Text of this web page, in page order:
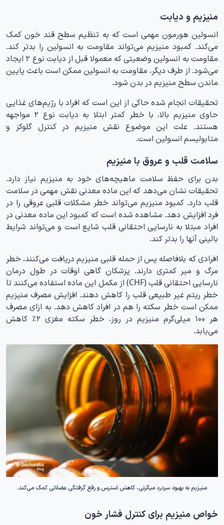
منیزیم و دیابت
انسولین هورمون مهمی است که به تنظیم سطح قند خون کمک
می‌کند. کمبود منیزیم می‌تواند مقاومت به انسولین را بدتر کند.
مقاومت به انسولین وضعیتی که معمولا قبل از دیابت نوع ۲ ایجاد
می‌شود. از طرف دیگر، مقاومت به انسولین ممکن است باعث پایین
ماندن سطح منیزیم در بدن شود.
تحقیقات انجام شده حاکی از این است که افراد با رژیم‌های غذایی
حاوی منیزیم بالا، با خطر کمتر ابتلا به دیابت نوع ۲ مواجهه
هستند. علت این موضوع نقش منیزیم در کنترل گلوکز و
متابولیسم انسولین است.
سلامت قلب و عروق با منیزیم
بدن برای حفظ سلامت ماهیچه‌های خود به منیزیم نیاز دارد.
تحقیقات نشان می‌دهد که این ماده معدنی نقش مهمی در سلامت
قلب دارد. کمبود منیزیم می‌تواند خطر مشکلات قلبی عروقی را در
فرد افزایش دهد. مشاهده شده است که کمبود این ماده معدنی در
افراد مبتلا به نارسایی احتقانی قلب شایع است و می‌تواند شرایط
بالینی آنها را بدتر کند.
افرادی که بلافاصله پس از حمله قلبی منیزیم دریافت می‌کنند، خطر
مرگ و میر کمتری دارند. پزشکان گاهی اوقات در طول درمان
نارسایی احتقانی قلب (CHF) از مکمل این ماده استفاده می‌کنند تا
خطر ریتم غیر طبیعی قلب را کاهش دهند. افزایش مصرف منیزیم
ممکن است خطر سکته را هم در افراد کاهش دهد. به ازای مصرف
هر ۱۰۰ میلی‌گرم منیزیم در روز، خطر سکته مغزی ۲٪ کاهش
می‌یابد.
منیزیم به بهبود سردرد میگرنی، کاهش استرس و رفع گرفتگی عضلانی کمک می‌کند.
خواص منیزیم برای کنترل فشار خون